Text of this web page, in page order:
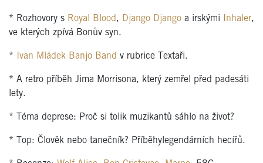
* Rozhovory s Royal Blood , Django Django a irskými Inhaler,
ve kterých zpívá Bonův syn.
* Ivan Mládek Banjo Band v rubrice Textaři.
* A retro příběh Jima Morrisona, který zemřel před padesáti
lety.
* Téma deprese: Proč si tolik muzikantů sáhlo na život?
* Top: Člověk nebo tanečník? Příběhylegendárních hecířů.